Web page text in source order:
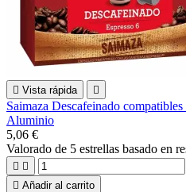
 Vista rápida 
Saimaza Descafeinado
Aluminio
5,06 €
Valorado de 5 estrellas basado en
 
 Añadir al carrito